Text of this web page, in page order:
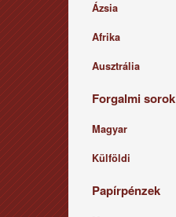
Ázsia
Afrika
Ausztrália
Forgalmi sorok
Magyar
Külföldi
Papírpénzek